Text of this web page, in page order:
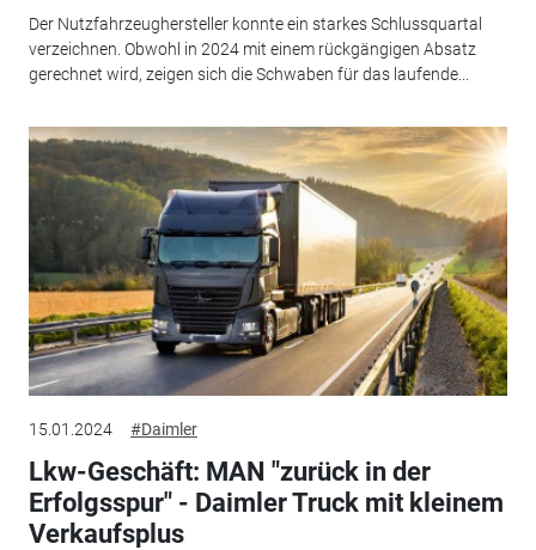
Der Nutzfahrzeughersteller konnte ein starkes Schlussquartal
verzeichnen. Obwohl in 2024 mit einem rückgängigen Absatz
gerechnet wird, zeigen sich die Schwaben für das laufende...
15.01.2024 #Daimler
Lkw-Geschäft: MAN "zurück in der
Erfolgsspur" - Daimler Truck mit kleinem
Verkaufsplus